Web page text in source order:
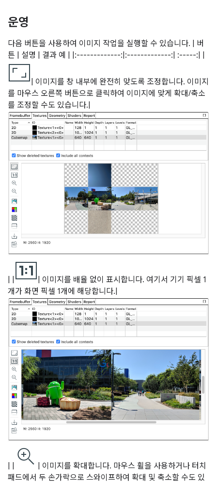
운영
다음 버튼을 사용하여 이미지 작업을 실행할 수 있습니다. | 버
튼 | 설명 | 결과 예 | |:-------------:|:-------------:| :-----:| |
| 이미지를 창 내부에 완전히 맞도록 조정합니다. 이미지
를 마우스 오른쪽 버튼으로 클릭하여 이미지에 맞게 확대/축소
를 조정할 수도 있습니다.|
| 이미지를 배율 없이 표시합니다. 여기서 기기 픽셀 1
개가 화면 픽셀 1개에 해당합니다.|
| 이미지를 확대합니다. 마우스 휠을 사용하거나 터치
패드에서 두 손가락으로 스와이프하여 확대 및 축소할 수도 있